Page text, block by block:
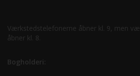
Værkstedstelefonerne åbner kl. 9, men
åbner kl. 8.
Bogholderi: